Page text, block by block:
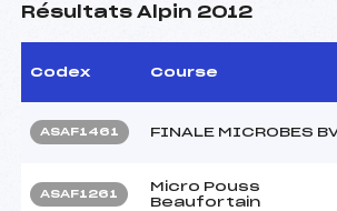
Résultats Alpin 2012
Codex Course
ASAF1461 FINALE MICROBES
ASAF1261
Micro Pouss
Beaufortain